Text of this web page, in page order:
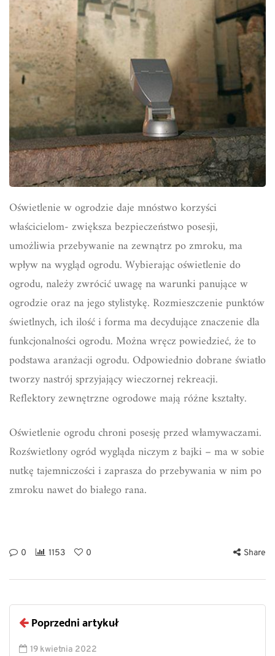
Oświetlenie w ogrodzie daje mnóstwo korzyści
właścicielom- zwiększa bezpieczeństwo posesji,
umożliwia przebywanie na zewnątrz po zmroku, ma
wpływ na wygląd ogrodu. Wybierając oświetlenie do
ogrodu, należy zwrócić uwagę na warunki panujące w
ogrodzie oraz na jego stylistykę. Rozmieszczenie punktów
świetlnych, ich ilość i forma ma decydujące znaczenie dla
funkcjonalności ogrodu. Można wręcz powiedzieć, że to
podstawa aranżacji ogrodu. Odpowiednio dobrane światło
tworzy nastrój sprzyjający wieczornej rekreacji.
Reflektory zewnętrzne ogrodowe mają różne kształty.
Oświetlenie ogrodu chroni posesję przed włamywaczami.
Rozświetlony ogród wygląda niczym z bajki – ma w sobie
nutkę tajemniczości i zaprasza do przebywania w nim po
zmroku nawet do białego rana.
0 1153 0 Share
Poprzedni artykuł
19 kwietnia 2022